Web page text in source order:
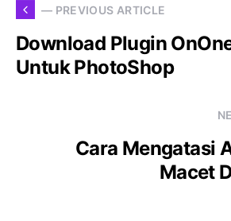
— PREVIOUS ARTICLE
Download Plugin
Untuk PhotoShop
Cara Mengatasi
Macet